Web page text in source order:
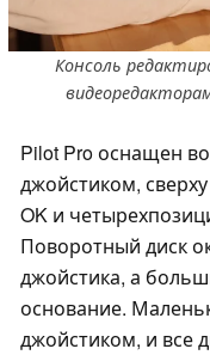
Консоль
Pilot Pro оснащен
джойстиком,
OK и
Поворотный диск
джойстика, а
основание.
джойстиком, и все